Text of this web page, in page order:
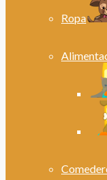
Ropa